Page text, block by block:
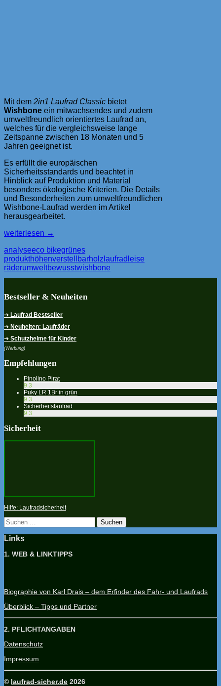
Mit dem 2in1 Laufrad Classic bietet
Wishbone ein mitwachsendes und zudem
umweltfreundlich orientiertes Laufrad an,
welches für die vergleichsweise lange
Zeitspanne zwischen 18 Monaten und 5
Jahren geeignet ist.
Es erfüllt die europäischen
Sicherheitsstandards und beachtet in
Hinblick auf Produktion und Material
besonders ökologische Kriterien. Die Details
und Besonderheiten zum umweltfreundlichen
Wishbone-Laufrad werden im Artikel
herausgearbeitet.
Eco
–
2in1
Laufrad
Classic
Wisbone
weiterlesen →
analyseeco bikegrünes
produkthöhenverstellbarholzlaufrad leise
räderumweltbewusstwishbone
Bestseller & Neuheiten
➔ Laufrad Bestseller
➔ Neuheiten: Laufräder
➔ Schutzhelme für Kinder
(Werbung)
Empfehlungen
Pinolino Pirat
9.3
Puky LR 1Br in grün
9.3
Sicherheitslaufrad
9.3
Sicherheit
Hilfe: Laufradsicherheit
Suchen
nach:
Links
1. WEB & LINKTIPPS
Biographie von Karl Drais – dem Erfinder des Fahr- und Laufrads
Überblick – Tipps und Partner
2. PFLICHTANGABEN
Datenschutz
Impressum
© laufrad-sicher.de 2026